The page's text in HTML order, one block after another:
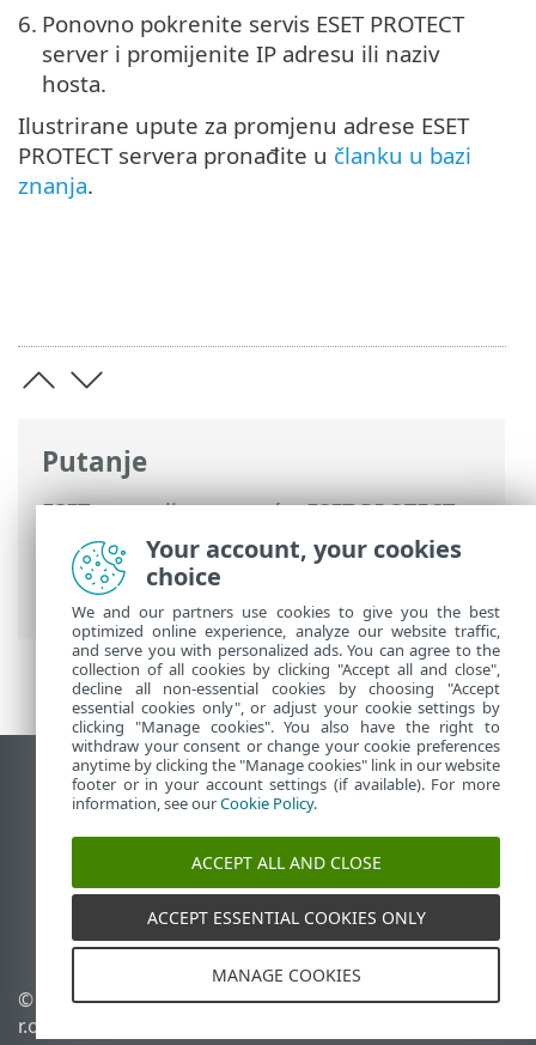
Putanje
ESET-ova online pomoć>ESET PROTECT
On-Prem
>Migracija i ponovna instalacija
> Promjena IP adrese ili naziva hosta ESET
PROTECT servera nakon migracije
6. Ponovno pokrenite servis ESET PROTECT
server i promijenite IP adresu ili naziv
hosta.
Ilustrirane upute za promjenu adrese ESET
PROTECT servera pronađite u članku u bazi
znanja.
Prikaži stranicu za radnu površinu
End of Life
ESET-ova baza znanja
ESET Status Portal
Regionalna podrška
© 1992 - 2026 ESET, spol. s
r.o. – Sva prava pridržana.
Upravljanje kolačićima
Your account, your cookies
choice
We and our partners use cookies to give you the best
optimized online experience, analyze our website traffic,
and serve you with personalized ads. You can agree to the
collection of all cookies by clicking "Accept all and close",
decline all non-essential cookies by choosing "Accept
essential cookies only", or adjust your cookie settings by
clicking "Manage cookies". You also have the right to
withdraw your consent or change your cookie preferences
anytime by clicking the "Manage cookies" link in our website
footer or in your account settings (if available). For more
information, see ourCookie Policy.
ACCEPT ALL AND CLOSE
ACCEPT ESSENTIAL COOKIES ONLY
MANAGE COOKIES